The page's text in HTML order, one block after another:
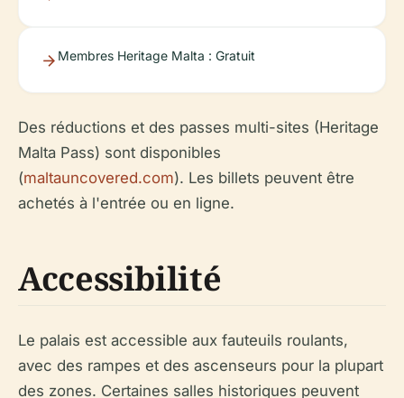
Membres Heritage Malta : Gratuit
Des réductions et des passes multi-sites (Heritage
Malta Pass) sont disponibles
(maltauncovered.com). Les billets peuvent être
achetés à l'entrée ou en ligne.
Accessibilité
Le palais est accessible aux fauteuils roulants,
avec des rampes et des ascenseurs pour la plupart
des zones. Certaines salles historiques peuvent